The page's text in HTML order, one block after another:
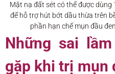
Mặt nạ đất sét có thể được dùng
để hỗ trợ hút bớt dầu thừa trên
phần hạn chế mụn đầu
Những sai
gặp khi trị mụn